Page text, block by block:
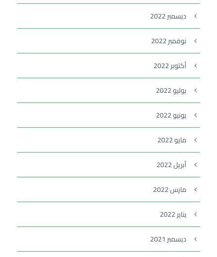
ديسمبر 2022
نوفمبر 2022
أكتوبر 2022
يوليو 2022
يونيو 2022
مايو 2022
أبريل 2022
مارس 2022
يناير 2022
ديسمبر 2021